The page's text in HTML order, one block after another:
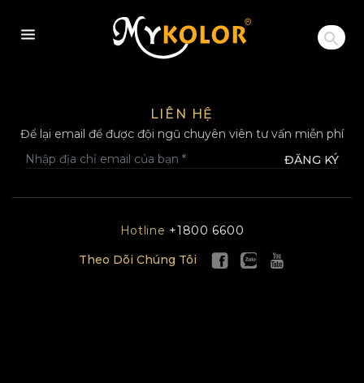
MYKOLOR
LIÊN HỆ
Để lại email để được đội ngũ chuyên viên tư vấn miễn phí
ĐĂNG KÝ
Hotline +1800 6600
Theo Dõi Chúng Tôi